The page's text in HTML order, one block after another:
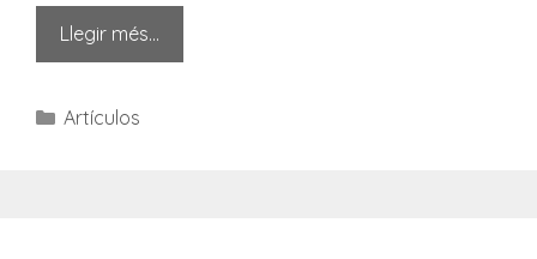
Llegir més…
Categories
Artículos